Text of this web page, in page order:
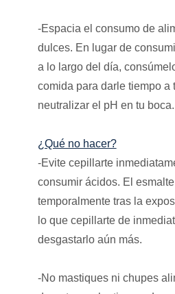
-Espacia el consumo de
dulces. En lugar de
a lo largo del día,
comida para darle tiempo a
neutralizar el pH en tu boca.
¿Qué no hacer?
-Evite cepillarte
consumir ácidos. El
temporalmente tras la
lo que cepillarte de
desgastarlo aún más.
-No mastiques ni chupes